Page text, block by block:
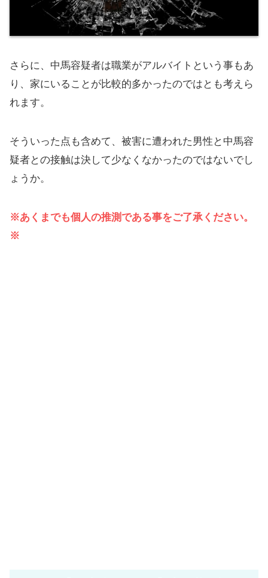
さらに、中馬容疑者は職業がアルバイトという事もあ
り、家にいることが比較的多かったのではとも考えら
れます。
そういった点も含めて、被害に遭われた男性と中馬容
疑者との接触は決して少なくなかったのではないでし
ょうか。
※あくまでも個人の推測である事をご了承ください。
※